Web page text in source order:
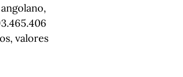
valores